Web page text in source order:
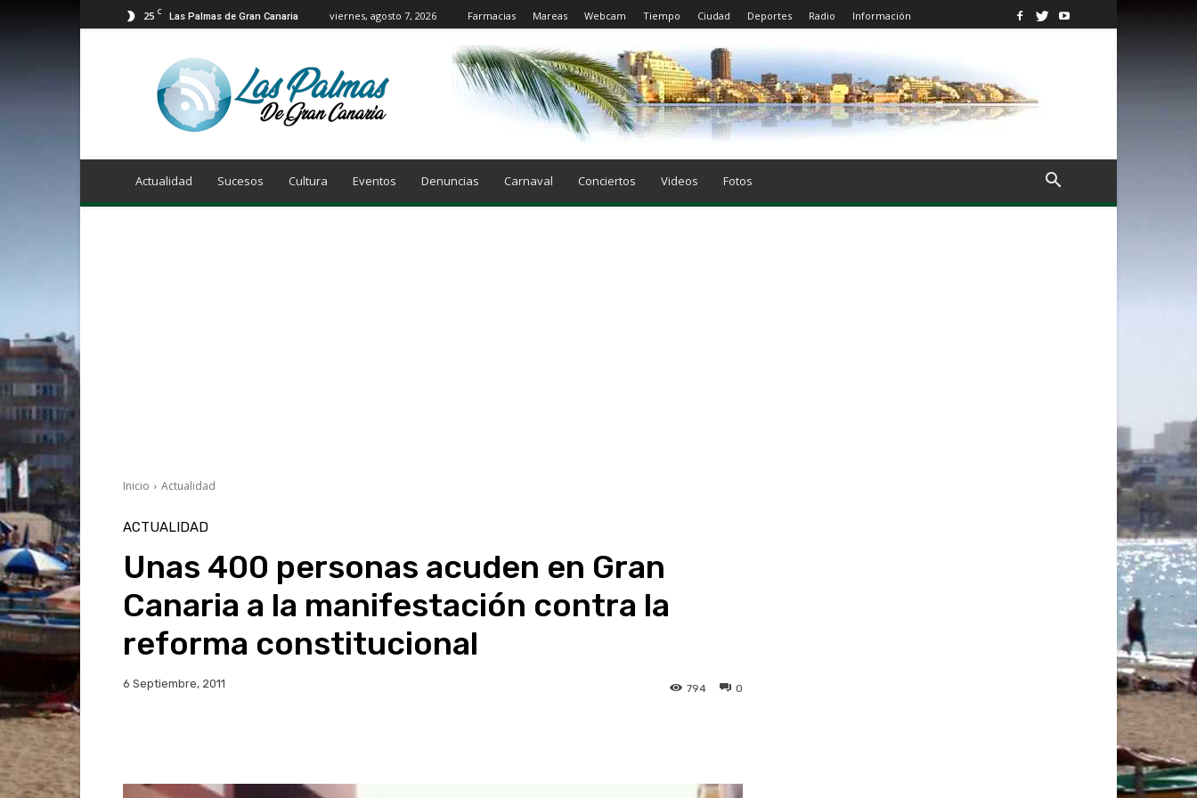
25 C Las Palmas de Gran Canaria viernes, agosto 7, 2026 Farmacias Mareas Webcam Tiempo Ciudad Deportes Radio Información
Las
Palmas
de
Canaria
Actualidad Sucesos Cultura Eventos Denuncias Carnaval Conciertos Videos Fotos
Inicio Actualidad
ACTUALIDAD
Unas 400 personas acuden en Gran
Canaria a la manifestación contra la
reforma constitucional
6 Septiembre, 2011 0
794